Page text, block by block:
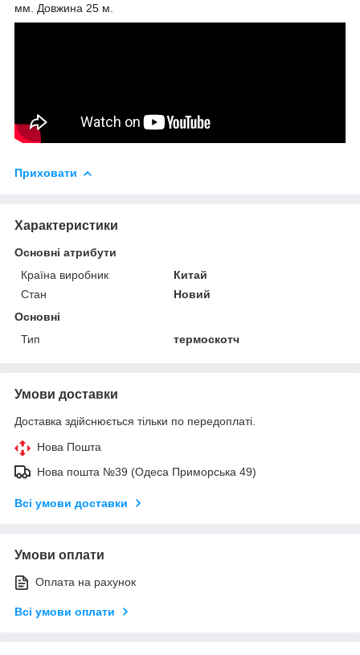
мм. Довжина 25 м.
Приховати
Характеристики
Основні атрибути
Країна виробник
Китай
Стан
Новий
Основні
Тип
термоскотч
Умови доставки
Доставка здійснюється тільки по передоплаті.
Нова Пошта
Нова пошта №39 (Одеса Приморська 49)
Всі умови доставки
Умови оплати
Оплата на рахунок
Всі умови оплати